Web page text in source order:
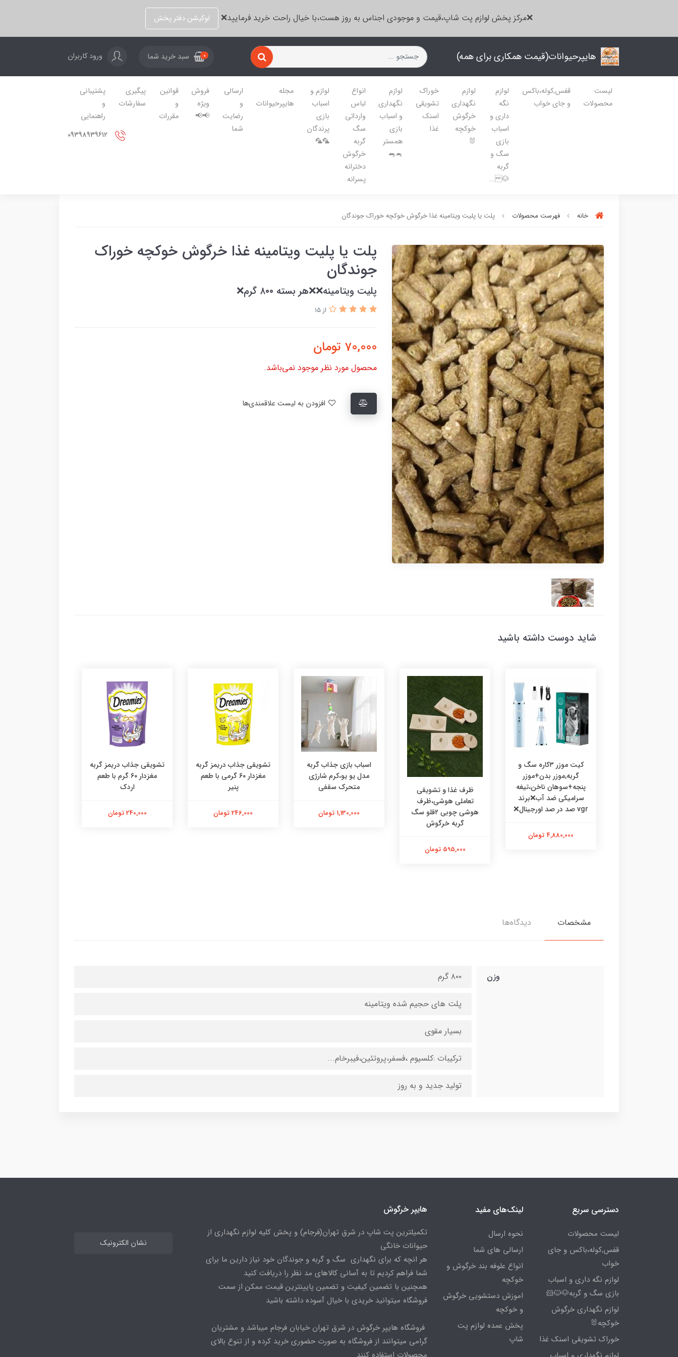
❌مرکز پخش لوازم پت شاپ،قیمت و موجودی اجناس به روز هست،با خیال راحت خرید فرمایید❌ لوکیشن دفتر پخش
هایپرحیوانات(قیمت همکاری برای همه) 0 سبد خرید شما ورود کاربران
لیست
محصولات
قفس,کوله،باکس
و جای خواب
لوازم
نگه
داری و
اسباب
بازی
سگ و
گربه
🐶 ...
لوازم
نگهداری
خرگوش
خوکچه
🐰
خوراک
تشویقی
اسنک
غذا
لوازم
نگهداری
و اسباب
بازی
همستر
🐁🐀
انواع
لباس
وارداتی
سگ
گربه
خرگوش
دخترانه
پسرانه
لوازم و
اسباب
بازی
پرندگان
🦜🦜
مجله
هایپرحیوانات
ارسالی
و
رضایت
شما
فروش
ویژه
📢📢
قوانین
و
مقررات
پیگیری
سفارشات
پشتیبانی
و
راهنمایی
خانه فهرست محصولات پلت یا پلیت ویتامینه غذا خرگوش خوکچه خوراک جوندگان
پلت یا پلیت ویتامینه غذا خرگوش خوکچه خوراک
جوندگان
پلیت ویتامینه❌❌هر بسته ۸۰۰ گرم❌
از 15
70,000 تومان
محصول مورد نظر موجود نمی‌باشد.
شاید دوست داشته باشید
کیت موزر ۳کاره سگ و
گربه,موزر بدن+موزر
پنجه+سوهان ناخن،تیغه
سرامیکی ضد آب❌برند
vgr صد در صد اورجینال❌
4,880,000 تومان
ظرف غذا و تشویقی
تعاملی هوشی،ظرف
هوشی چوبی ۲قلو سگ
گربه خرگوش
595,000 تومان
اسباب بازی جذاب گربه
مدل یو یو،کرم شارژی
متحرک سقفی
1,130,000 تومان
تشویقی جذاب دریمز گربه
مغزدار ۶۰ گرمی با طعم
پنیر
246,000 تومان
تشویقی جذاب دریمز گربه
مغزدار ۶۰ گرم با طعم
اردک
240,000 تومان
مشخصات دیدگاه‌ها
وزن ۸۰۰ گرم
پلت های حجیم شده ویتامینه
بسیار مقوی
ترکیبات :کلسیوم ،فسفر،پروتئین،فیبرخام...
تولید جدید و به روز
دسترسی سریع
لیست محصولات
قفس,کوله،باکس و جای
خواب
لوازم نگه داری و اسباب
بازی سگ و گربه🐶🐱🐹
لوازم نگهداری خرگوش
خوکچه🐰
خوراک تشویقی اسنک غذا
لینک‌های مفید
نحوه ارسال
ارسالی های شما
انواع علوفه بند خرگوش و
خوکچه
اموزش دستشویی خرگوش
و خوکچه
پخش عمده لوازم پت
شاپ
هایپر خرگوش
تکمیلترین پت شاپ در شرق تهران(فرجام) و پخش کلیه لوازم نگهداری از
حیوانات خانگی
هر انچه که برای نگهداری سگ و گربه و جوندگان خود نیاز دارین ما برای
شما فراهم کردیم تا به آسانی کالاهای مد نظر را دریافت کنید
همچنین با تضمین کیفیت و تضمین پایینترین قیمت ممکن از سمت
فروشگاه میتوانید خریدی با خیال آسوده داشته باشید
فروشگاه هایپر خرگوش در شرق تهران خیابان فرجام میباشد و مشتریان
گرامی میتوانند از فروشگاه به صورت حضوری خرید کرده و از تنوع بالای
نشان الکترونیک